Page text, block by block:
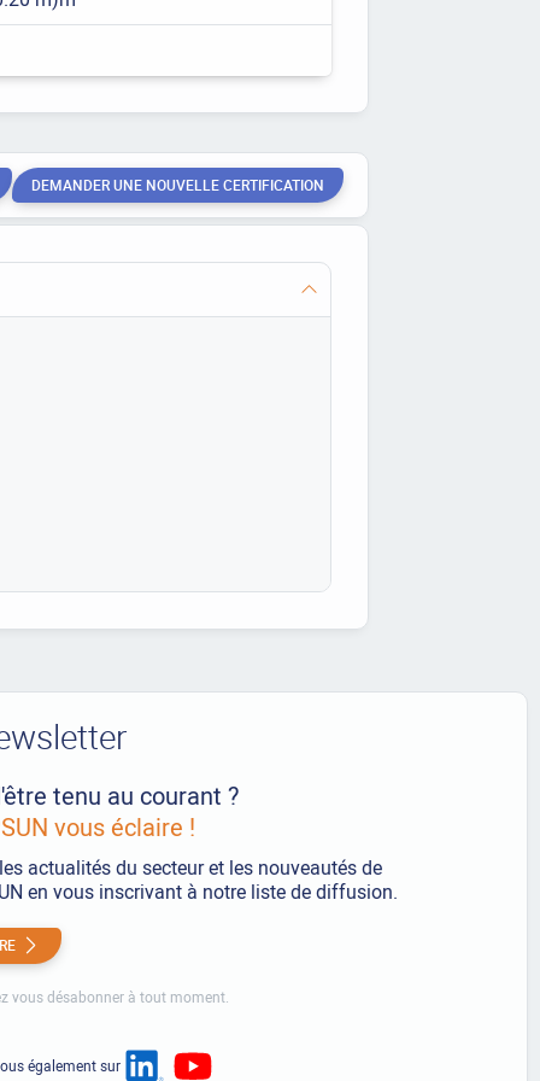
DEMANDER UNE NOUVELLE CERTIFICATION
tenu au courant ?
vous éclaire !
actualités du secteur et les nouveautés de
en vous inscrivant à notre liste de diffusion.
vous désabonner à tout moment.
également sur